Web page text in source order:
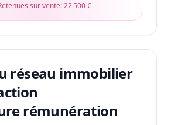
sur vente:22 500 €
réseau immobilier
rémunération